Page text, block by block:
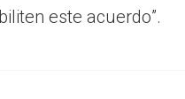
este acuerdo”.